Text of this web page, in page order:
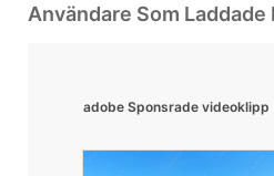
Användare Som Laddade
adobe Sponsrade videoklipp